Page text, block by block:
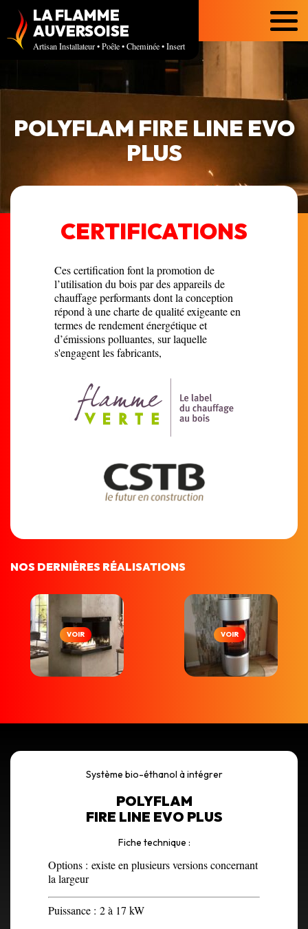
LA FLAMME
AUVERSOISE
Artisan Installateur • Poêle • Cheminée • Insert
Menu
POLYFLAM FIRE LINE EVO
PLUS
CERTIFICATIONS
Ces certification font la promotion de
l’utilisation du bois par des appareils de
chauffage performants dont la conception
répond à une charte de qualité exigeante en
termes de rendement énergétique et
d’émissions polluantes, sur laquelle
s'engagent les fabricants,
NOS DERNIÈRES RÉALISATIONS
VOIR VOIR
Système bio-éthanol à intégrer
POLYFLAM
FIRE LINE EVO PLUS
Fiche technique :
Options : existe en plusieurs versions concernant
la largeur
Puissance : 2 à 17 kW